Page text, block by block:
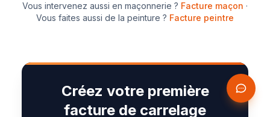
Vous intervenez aussi en maçonnerie ? Facture maçon ·
Vous faites aussi de la peinture ? Facture peintre
Créez votre première
facture de carrelage